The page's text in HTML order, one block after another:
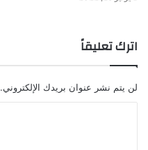
اترك تعليقاً
لن يتم نشر عنوان بريدك الإلكتروني.